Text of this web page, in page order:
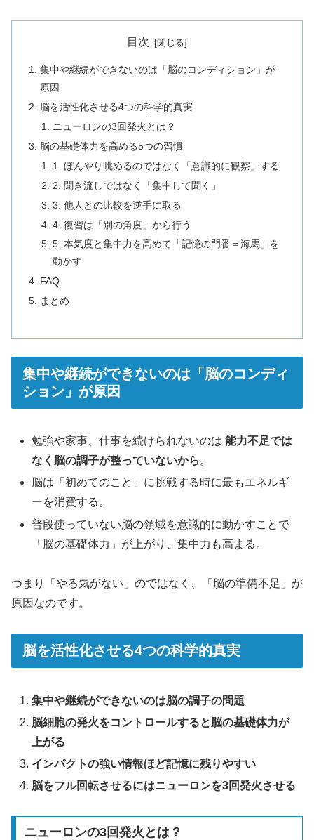
目次
集中や継続ができないのは「脳のコンディション」が
原因
脳を活性化させる4つの科学的真実
ニューロンの3回発火とは？
脳の基礎体力を高める5つの習慣
1. ぼんやり眺めるのではなく「意識的に観察」する
2. 聞き流しではなく「集中して聞く」
3. 他人との比較を逆手に取る
4. 復習は「別の角度」から行う
5. 本気度と集中力を高めて「記憶の門番＝海馬」を
動かす
FAQ
まとめ
集中や継続ができないのは「脳のコンディ
ション」が原因
勉強や家事、仕事を続けられないのは能力不足では
なく脳の調子が整っていないから 。
脳は「初めてのこと」に挑戦する時に最もエネルギ
ーを消費する。
普段使っていない脳の領域を意識的に動かすことで
「脳の基礎体力」が上がり、集中力も高まる。
つまり「やる気がない」のではなく、「脳の準備不足」が
原因なのです。
脳を活性化させる4つの科学的真実
集中や継続ができないのは脳の調子の問題
脳細胞の発火をコントロールすると脳の基礎体力が
上がる
インパクトの強い情報ほど記憶に残りやすい
脳をフル回転させるにはニューロンを3回発火させる
ニューロンの3回発火とは？